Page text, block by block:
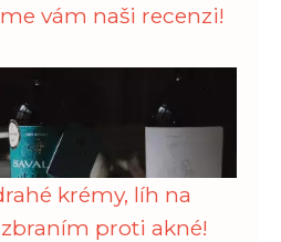
vám naši recenzi!
krémy, líh na
proti akné!